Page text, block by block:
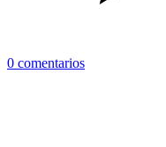
0 comentarios